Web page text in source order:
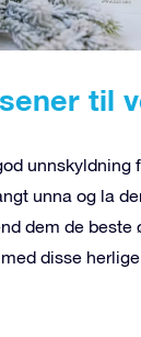
til
unnskyldning
unna og la
dem de beste
disse